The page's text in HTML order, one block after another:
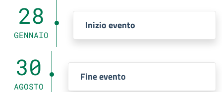
28
GENNAIO
Inizio evento
30
AGOSTO
Fine evento